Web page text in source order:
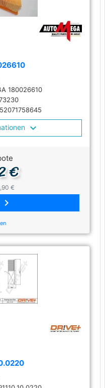
180026610
€
€
keyboard_arrow_right